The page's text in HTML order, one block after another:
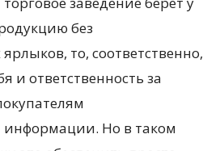
без
то, соответственно,
и ответственность за
Но в таком